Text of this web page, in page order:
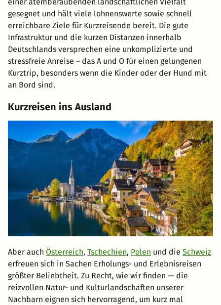
einer atemberaubenden landschaftlichen Vielfalt
gesegnet und hält viele lohnenswerte sowie schnell
erreichbare Ziele für Kurzreisende bereit. Die gute
Infrastruktur und die kurzen Distanzen innerhalb
Deutschlands versprechen eine unkomplizierte und
stressfreie Anreise – das A und O für einen gelungenen
Kurztrip, besonders wenn die Kinder oder der Hund mit
an Bord sind.
Kurzreisen ins Ausland
Aber auch Österreich, Tschechien, Polen und die Schweiz
erfreuen sich in Sachen Erholungs- und Erlebnisreisen
größter Beliebtheit. Zu Recht, wie wir finden — die
reizvollen Natur- und Kulturlandschaften unserer
Nachbarn eignen sich hervorragend, um kurz mal